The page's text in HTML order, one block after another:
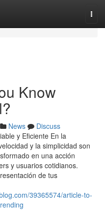
Know
News
Discuss
y Eficiente En la
y la simplicidad son
en una acción
y usuarios cotidianos.
de tus
39365574/article-to-